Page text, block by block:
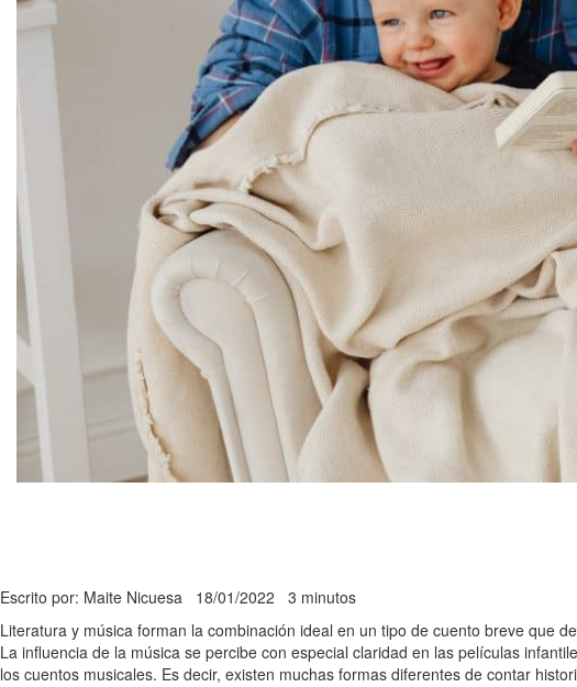
Escrito por: Maite Nicuesa 18/01/2022 3 minutos
Literatura y música forman la combinación ideal en un tipo de cuento breve que
La influencia de la música se percibe con especial claridad en las películas
los cuentos musicales. Es decir, existen muchas formas diferentes de contar